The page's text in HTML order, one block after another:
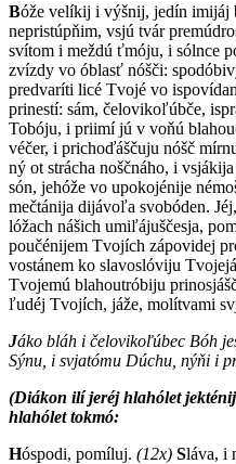
Bóže velíkij i výšnij, jedín imijáj
nepristúpňim, vsjú tvár
svítom i meždú ťmóju, i sólnce
zvízdy vo óblasť nóšči:
predvaríti licé Tvojé vo
prinestí: sám, čelovikoľúbče,
Tobóju, i priimí jú v voňú
véčer, i prichoďáščuju nóšč
ný ot strácha noščnáho, i
són, jehóže vo upokojénije
mečtánija dijávoľa svobóden.
lóžach nášich umiľájuščesja,
poučénijem Tvojích zápovidej
vostánem ko slavoslóviju
Tvojemú blahoutróbiju
ľudéj Tvojích, jáže, molítvami
Jáko bláh i čelovikoľúbec Bóh
Sýnu, i svjatómu Dúchu, nýňi i
(Diákon ilí jeréj hlahólet
hlahólet tokmó:
Hóspodi, pomíluj. (12x) Sláva, i